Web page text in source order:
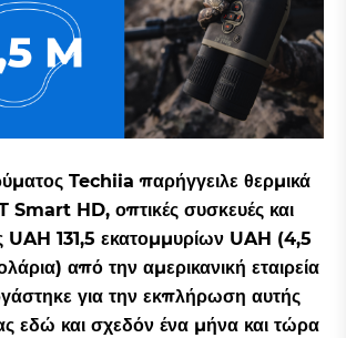
Techiia παρήγγειλε θερμικά
Smart HD, οπτικές συσκευές και
UAH 131,5 εκατομμυρίων UAH (4,5
από την αμερικανική εταιρεία
για την εκπλήρωση αυτής
εδώ και σχεδόν ένα μήνα και τώρα